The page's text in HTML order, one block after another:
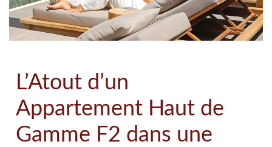
L’Atout d’un
Appartement Haut de
Gamme F2 dans une